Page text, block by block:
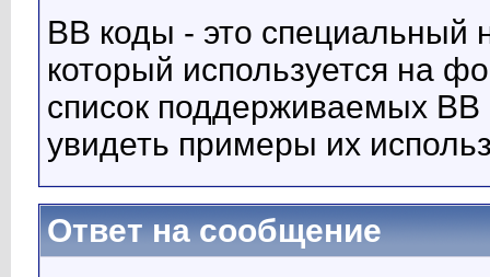
BB коды - это специальный
который используется на
список поддерживаемых
увидеть примеры их
Ответ на сообщение